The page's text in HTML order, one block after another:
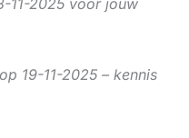
11-2025 voor jouw
19-11-2025 – kennis